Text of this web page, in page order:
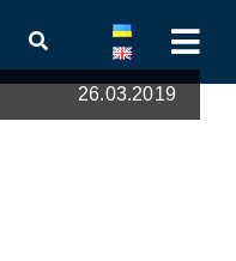
26.03.2019